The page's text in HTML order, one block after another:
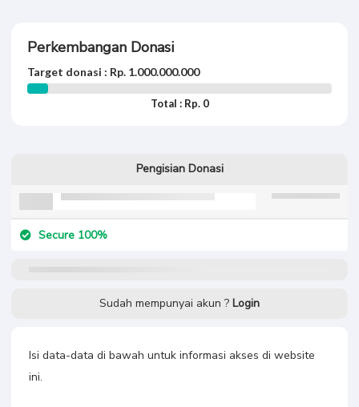
Perkembangan Donasi
Target donasi : Rp. 1.000.000.000
Total : Rp. 0
Pengisian Donasi
Secure 100%
Sudah mempunyai akun ? Login
Isi data-data di bawah untuk informasi akses di website
ini.